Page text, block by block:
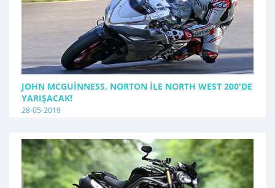
JOHN MCGUINNESS, NORTON İLE NORTH WEST 200'DE
YARIŞACAK!
28-05-2019